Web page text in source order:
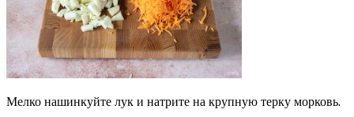
Мелко нашинкуйте лук и натрите на крупную терку морковь.